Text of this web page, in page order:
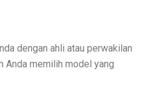
dengan ahli atau perwakilan
Anda memilih model yang